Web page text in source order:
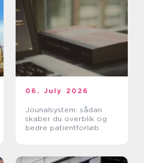
06. July 2026
Jounalsystem: sådan
skaber du overblik og
bedre patientforløb